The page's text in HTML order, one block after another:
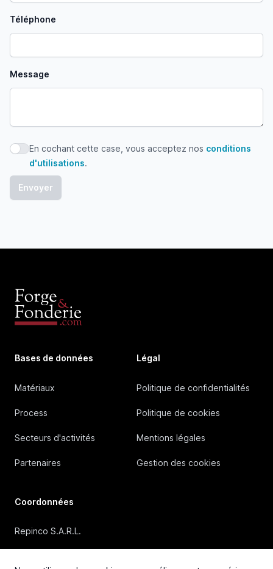
Téléphone
Message
En cochant cette case, vous acceptez nos conditions
En cochant cette case, vous acceptez nos conditions
d'utilisations.
Bases de données
Matériaux
Process
Secteurs d'activités
Partenaires
Légal
Politique de confidentialités
Politique de cookies
Mentions légales
Gestion des cookies
Coordonnées
Repinco S.A.R.L.